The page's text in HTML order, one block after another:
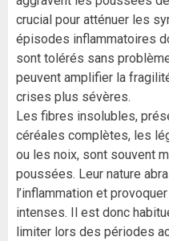
crucial pour atténuer les
épisodes inflammatoires
sont tolérés sans
peuvent amplifier la
crises plus sévères.
Les fibres insolubles,
céréales complètes, les
ou les noix, sont souvent
poussées. Leur nature
l’inflammation et
intenses. Il est donc
limiter lors des périodes